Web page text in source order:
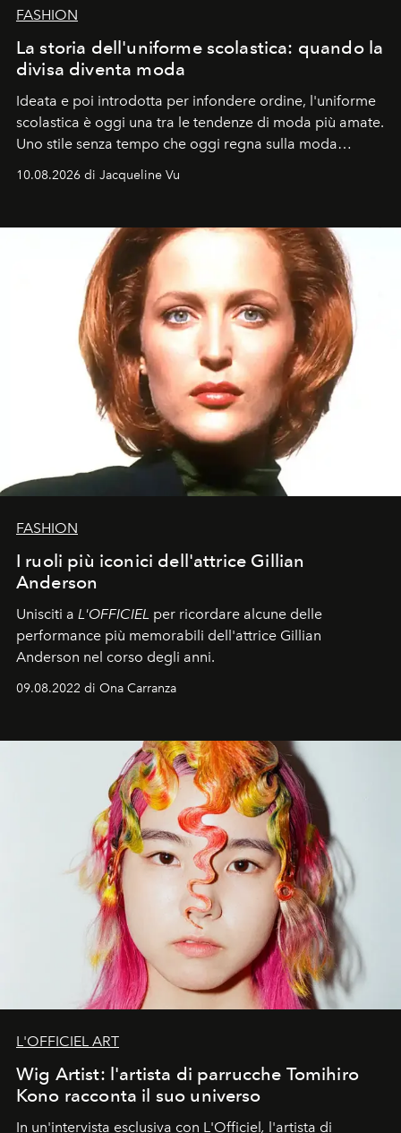
FASHION
La storia dell'uniforme scolastica: quando la
divisa diventa moda
Ideata e poi introdotta per infondere ordine, l'uniforme
scolastica è oggi una tra le tendenze di moda più amate.
Uno stile senza tempo che oggi regna sulla moda
10.08.2026 di Jacqueline Vu
FASHION
I ruoli più iconici dell'attrice Gillian
Anderson
Unisciti a L'OFFICIEL per ricordare alcune delle
performance più memorabili dell'attrice Gillian
Anderson nel corso degli anni.
09.08.2022 di Ona Carranza
L'OFFICIEL ART
Wig Artist: l'artista di parrucche Tomihiro
Kono racconta il suo universo
In un'intervista esclusiva con L'Officiel, l'artista di